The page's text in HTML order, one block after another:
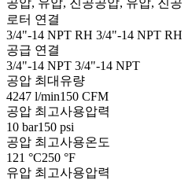
로터 연결
3/4"-14 NPT RH 3/4"-14 NPT RH
공급 연결
3/4"-14 NPT 3/4"-14 NPT
공압 최대유량
4247 l/min150 CFM
공압 최고사용압력
10 bar150 psi
공압 최고사용온도
121 °C250 °F
유압 최고사용압력